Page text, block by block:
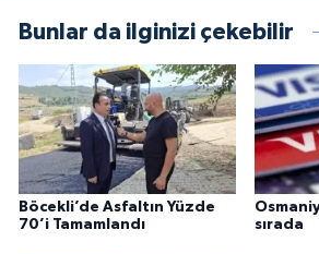
Bunlar da ilginizi çekebilir
Böcekli’de Asfaltın Yüzde
70’i Tamamlandı
sırada